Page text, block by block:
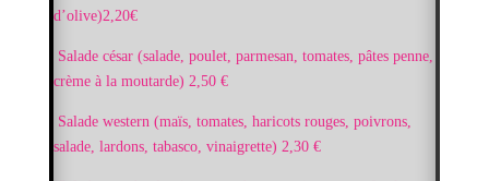
d’olive)2,20€
Salade césar (salade, poulet, parmesan, tomates, pâtes penne,
crème à la moutarde) 2,50 €
Salade western (maïs, tomates, haricots rouges, poivrons,
salade, lardons, tabasco, vinaigrette) 2,30 €